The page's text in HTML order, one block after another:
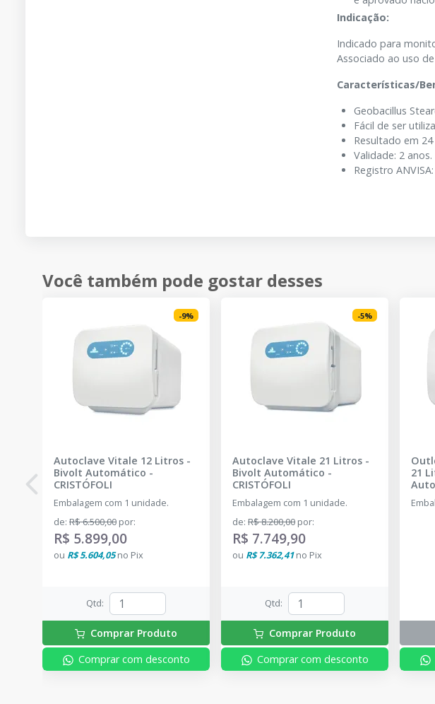
Indicação:
Indicado para
Associado ao uso
Características/
Geobacillus
Fácil de ser
Resultado em 24
Validade: 2 anos.
Registro
Você também pode gostar desses
-9%
Autoclave Vitale 12 Litros -
Bivolt Automático -
CRISTÓFOLI
Embalagem com 1 unidade.
de: R$ 6.500,00 por:
R$ 5.899,00
ou R$ 5.604,05no Pix
Qtd:
Comprar Produto
Comprar com desconto
-5%
Autoclave Vitale 21 Litros -
Bivolt Automático -
CRISTÓFOLI
Embalagem com 1 unidade.
de:R$ 8.200,00 por:
R$ 7.749,90
ou R$ 7.362,41no Pix
Qtd:
Comprar Produto
Comprar com desconto
21